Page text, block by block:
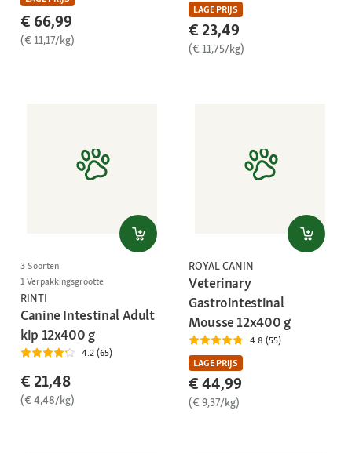
€ 66,99
(€ 11,17/kg)
LAGE PRIJS
€ 23,49
(€ 11,75/kg)
3 Soorten
1 Verpakkingsgrootte
RINTI
Canine Intestinal Adult
kip 12x400 g
4.2 (65)
€ 21,48
(€ 4,48/kg)
ROYAL CANIN
Veterinary
Gastrointestinal
Mousse 12x400 g
4.8 (55)
LAGE PRIJS
€ 44,99
(€ 9,37/kg)